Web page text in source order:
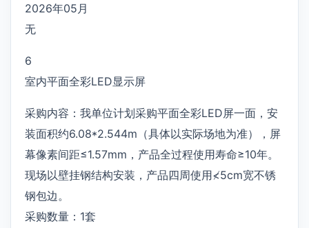
2026年05月
无
6
室内平面全彩LED显示屏
采购内容：我单位计划采购平面全彩LED屏一面，安
装面积约6.08*2.544m（具体以实际场地为准），屏
幕像素间距≤1.57mm，产品全过程使用寿命≥10年。
现场以壁挂钢结构安装，产品四周使用≮5cm宽不锈
钢包边。
采购数量：1套